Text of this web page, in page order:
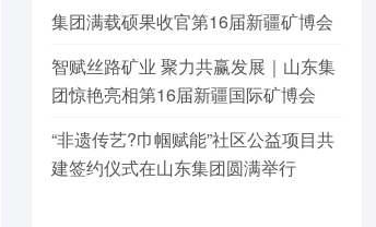
集团满载硕果收官第16届新疆矿博会
智赋丝路矿业 聚力共赢发展｜山东集
团惊艳亮相第16届新疆国际矿博会
“非遗传艺?巾帼赋能”社区公益项目共
建签约仪式在山东集团圆满举行